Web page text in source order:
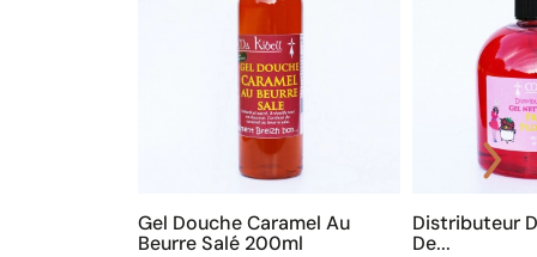
Gel Douche Caramel Au
Beurre Salé 200ml
Distributeur
De...